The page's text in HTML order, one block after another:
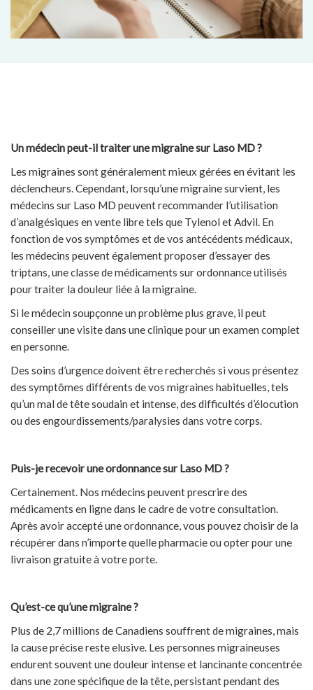
Un médecin peut-il traiter une migraine sur Laso MD ?
Les migraines sont généralement mieux gérées en évitant les
déclencheurs. Cependant, lorsqu’une migraine survient, les
médecins sur Laso MD peuvent recommander l’utilisation
d’analgésiques en vente libre tels que Tylenol et Advil. En
fonction de vos symptômes et de vos antécédents médicaux,
les médecins peuvent également proposer d’essayer des
triptans, une classe de médicaments sur ordonnance utilisés
pour traiter la douleur liée à la migraine.
Si le médecin soupçonne un problème plus grave, il peut
conseiller une visite dans une clinique pour un examen complet
en personne.
Des soins d’urgence doivent être recherchés si vous présentez
des symptômes différents de vos migraines habituelles, tels
qu’un mal de tête soudain et intense, des difficultés d’élocution
ou des engourdissements/paralysies dans votre corps.
Puis-je recevoir une ordonnance sur Laso MD ?
Certainement. Nos médecins peuvent prescrire des
médicaments en ligne dans le cadre de votre consultation.
Après avoir accepté une ordonnance, vous pouvez choisir de la
récupérer dans n’importe quelle pharmacie ou opter pour une
livraison gratuite à votre porte.
Qu’est-ce qu’une migraine ?
Plus de 2,7 millions de Canadiens souffrent de migraines, mais
la cause précise reste elusive. Les personnes migraineuses
endurent souvent une douleur intense et lancinante concentrée
dans une zone spécifique de la tête, persistant pendant des